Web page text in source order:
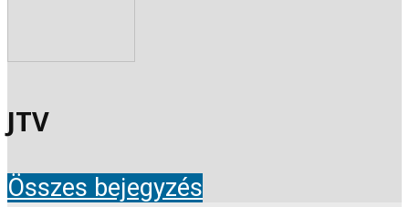
JTV
Összes bejegyzés